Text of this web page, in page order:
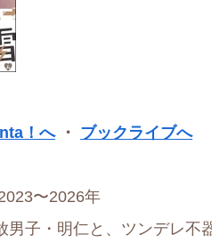
！へ・ ブックライブへ
〜2026年
男子・明仁と、ツンデレ不